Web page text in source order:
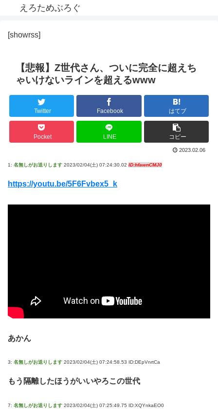
えろためぶろぐ
[showrss]
【悲報】Z世代さん、ついに完全に超えち
ゃいけないラインを超えるwww
Twitter Facebook はてブ
Pocket LINE コピー
2023.02.06
1: 名無しがお送りします 2023/02/04(土) 07:24:30.02 ID:hfawnCMJ0
https://youtu.be/5F6Fvbex5_k
あかん
3: 名無しがお送りします 2023/02/04(土) 07:24:58.53 ID:DEpVnrtCa
もう隔離したほうがいいやろこの世代
7: 名無しがお送りします 2023/02/04(土) 07:25:49.75 ID:XQYnkaEO0